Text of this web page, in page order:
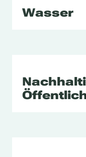
Wasser